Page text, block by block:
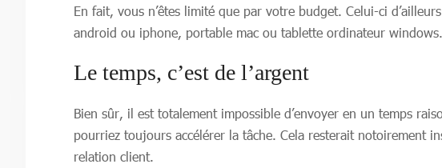
En fait, vous n’êtes limité que par votre budget. Celui-ci
android ou iphone, portable mac ou tablette ordinateur
Le temps, c’est de l’argent
Bien sûr, il est totalement impossible d’envoyer en un temps
pourriez toujours accélérer la tâche. Cela resterait notoirement
relation client.